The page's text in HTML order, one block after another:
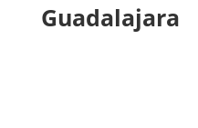
Guadalajara